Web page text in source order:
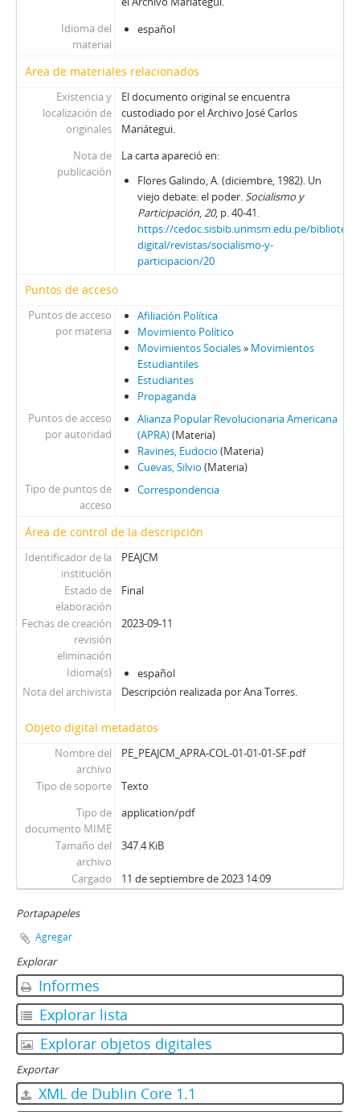
Idioma del
material
español
Área de materiales relacionados
Existencia y
localización de
originales
El documento original se encuentra
custodiado por el Archivo José Carlos
Mariátegui.
Nota de
publicación
La carta apareció en:
Flores Galindo, A. (diciembre, 1982). Un
viejo debate: el poder.Socialismo y
Participación,20, p. 40-41.
https://cedoc.sisbib.unmsm.edu.pe/biblioteca-
digital/revistas/socialismo-y-
participacion/20
Puntos de acceso
Puntos de acceso
por materia
Afiliación Política
Movimiento Político
Movimientos Sociales» Movimientos
Estudiantiles
Estudiantes
Propaganda
Puntos de acceso
por autoridad
Alianza Popular Revolucionaria Americana
(APRA)(Materia)
Ravines, Eudocio (Materia)
Cuevas, Silvio (Materia)
Tipo de puntos de
acceso
Correspondencia
Área de control de la descripción
Identificador de la
institución
PEAJCM
Estado de
elaboración
Final
Fechas de creación
revisión
eliminación
2023-09-11
Idioma(s)
español
Nota del archivista
Descripción realizada por Ana Torres.
Objeto digital metadatos
Nombre del
archivo
PE_PEAJCM_APRA-COL-01-01-01-SF.pdf
Tipo de soporte
Texto
Tipo de
documento MIME
application/pdf
Tamaño del
archivo
347.4 KiB
Cargado 11 de septiembre de 2023 14:09
Portapapeles
Agregar
Explorar
Informes
Explorar lista
Explorar objetos digitales
Exportar
XML de Dublin Core 1.1